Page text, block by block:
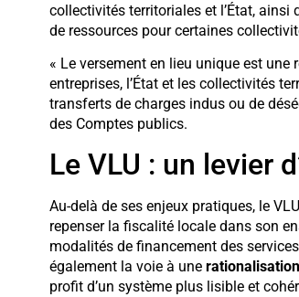
collectivités territoriales et l’État, ainsi
de ressources pour certaines
« Le versement en lieu unique est
entreprises, l’État et les collectivités
transferts de charges indus ou de
des Comptes publics.
Le VLU : un levier
Au-delà de ses enjeux pratiques, le
repenser la fiscalité locale dans son
modalités de financement des
également la voie à une
profit d’un système plus lisible et